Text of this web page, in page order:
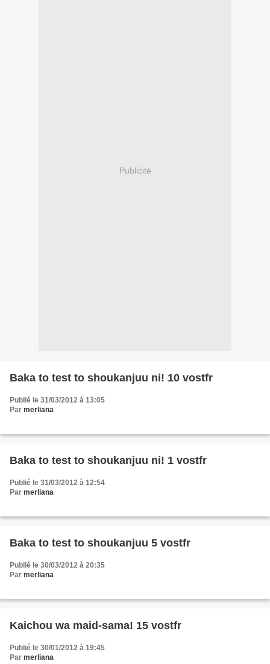
Publicité
Baka to test to shoukanjuu ni! 10 vostfr
Publié le 31/03/2012 à 13:05
Par merliana
Baka to test to shoukanjuu ni! 1 vostfr
Publié le 31/03/2012 à 12:54
Par merliana
Baka to test to shoukanjuu 5 vostfr
Publié le 30/03/2012 à 20:35
Par merliana
Kaichou wa maid-sama! 15 vostfr
Publié le 30/01/2012 à 19:45
Par merliana